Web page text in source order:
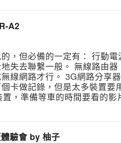
A2
，但必備的一定有： 行動
失去聯繫一般。 無線路由
線網路才行。 3G網路分享
卡做記錄，但是太多裝置要
，準備等車的時間要看的影
驗會 by 柚子